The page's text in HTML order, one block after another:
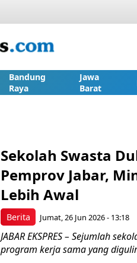
Bandung
Raya
Jawa
Barat
Berita
Sekolah Swasta
Pemprov Jabar,
Lebih Awal
Jumat, 26 Jun 2026 - 13:18
JABAR EKSPRES – Sejumlah
program kerja sama yang